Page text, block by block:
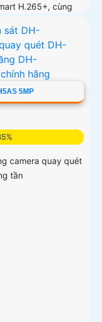
H.265+, cùng
3D-NR
5MP
camera quay quét
tần